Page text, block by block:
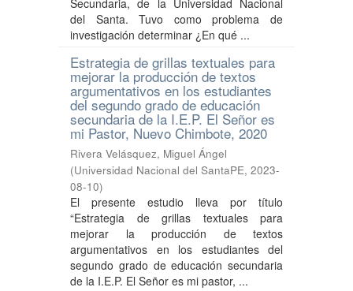
del Santa. Tuvo como problema de
investigación determinar ¿En qué ...
Estrategia de grillas textuales para
mejorar la producción de textos
argumentativos en los estudiantes
del segundo grado de educación
secundaria de la I.E.P. El Señor es
mi Pastor, Nuevo Chimbote, 2020
Rivera Velásquez, Miguel Ángel
(Universidad Nacional del SantaPE, 2023-
08-10)
El presente estudio lleva por título
“Estrategia de grillas textuales para
mejorar la producción de textos
argumentativos en los estudiantes del
segundo grado de educación secundaria
de la I.E.P. El Señor es mi pastor, ...